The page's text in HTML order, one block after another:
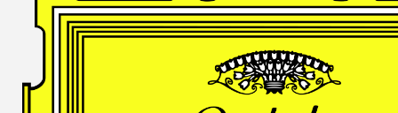
Andrè Schuen,
Baritone
Daniel Heide,
Piano